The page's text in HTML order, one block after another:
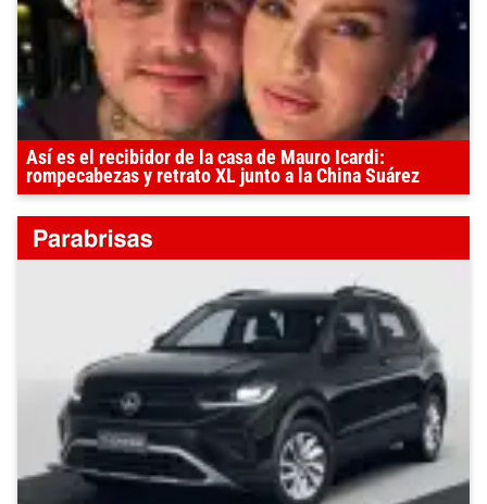
Así es el recibidor de la casa de Mauro Icardi:
rompecabezas y retrato XL junto a la China Suárez